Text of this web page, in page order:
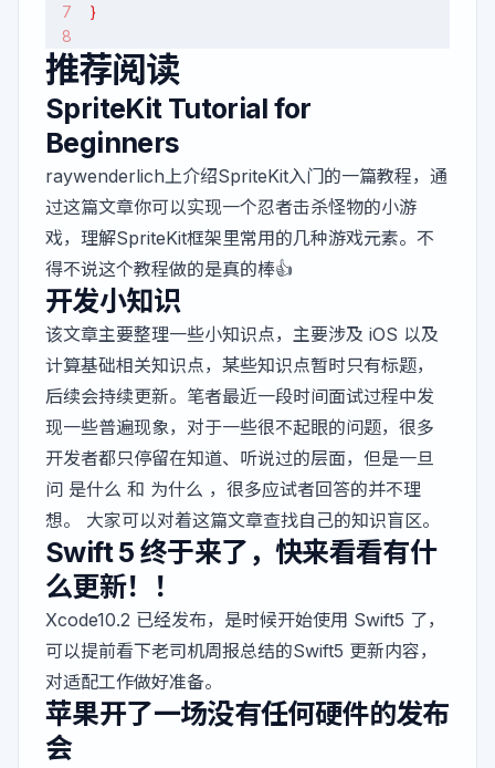
}
推荐阅读
SpriteKit Tutorial for
Beginners
raywenderlich上介绍SpriteKit入门的一篇教程，通
过这篇文章你可以实现一个忍者击杀怪物的小游
戏，理解SpriteKit框架里常用的几种游戏元素。不
得不说这个教程做的是真的棒👍
开发小知识
该文章主要整理一些小知识点，主要涉及 iOS 以及
计算基础相关知识点，某些知识点暂时只有标题，
后续会持续更新。笔者最近一段时间面试过程中发
现一些普遍现象，对于一些很不起眼的问题，很多
开发者都只停留在知道、听说过的层面，但是一旦
问 是什么 和 为什么 ，很多应试者回答的并不理
想。 大家可以对着这篇文章查找自己的知识盲区。
Swift 5 终于来了，快来看看有什
么更新！！
Xcode10.2 已经发布，是时候开始使用 Swift5 了，
可以提前看下老司机周报总结的Swift5 更新内容，
对适配工作做好准备。
苹果开了一场没有任何硬件的发布
会